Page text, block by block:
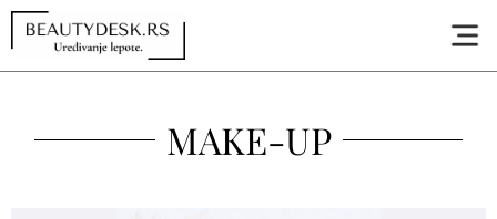
MAKE-UP